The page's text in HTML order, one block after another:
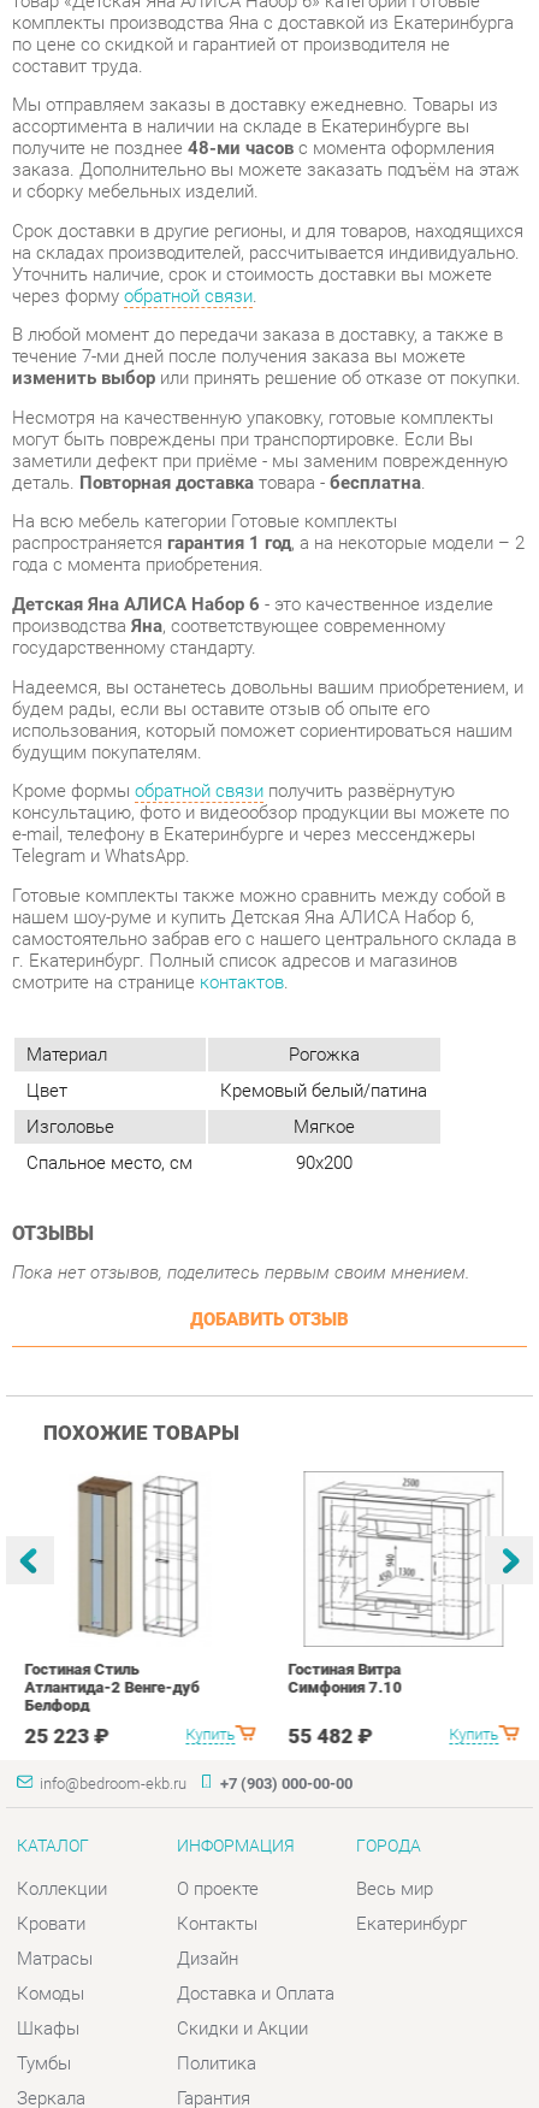
Мы отправляем заказы в доставку ежедневно. Товары из
ассортимента в наличии на складе в Екатеринбурге вы
получите не позднее48-ми часовс момента оформления
заказа. Дополнительно вы можете заказать подъём на этаж
и сборку мебельных изделий.
Срок доставки в другие регионы, и для товаров, находящихся
на складах производителей, рассчитывается индивидуально.
Уточнить наличие, срок и стоимость доставки вы можете
через формуобратной связи.
В любой момент до передачи заказа в доставку, а также в
течение 7-ми дней после получения заказа вы можете
изменить выборили принять решение об отказе от покупки.
Несмотря на качественную упаковку, готовые комплекты
могут быть повреждены при транспортировке. Если Вы
заметили дефект при приёме - мы заменим поврежденную
деталь.Повторная доставкатовара -бесплатна.
На всю мебель категории Готовые комплекты
распространяетсягарантия 1 год, а на некоторые модели – 2
года с момента приобретения.
Детская Яна АЛИСА Набор 6- это качественное изделие
производства
, соответствующее современному
государственному стандарту.
Надеемся, вы останетесь довольны вашим приобретением, и
будем рады, если вы оставите отзыв об опыте его
использования, который поможет сориентироваться нашим
будущим покупателям.
консультацию, фото и видеообзор продукции вы можете по
e-mail, телефону в Екатеринбурге и через мессенджеры
Telegram и WhatsApp.
нашем шоу-руме и купить Детская Яна АЛИСА Набор 6,
самостоятельно забрав его с нашего центрального склада в
г. Екатеринбург. Полный список адресов и магазинов
смотрите на странице
Материал Рогожка
Цвет
Кремовый белый/патина
Изголовье
Мягкое
ОТЗЫВЫ
Пока нет отзывов, поделитесь первым своим мнением.
ПОХОЖИЕ ТОВАРЫ
Атлантида-2 Венге-дуб
Белфорд
25 223 ₽ Купить
Гостиная Витра
Симфония 7.10
55 482 ₽
info@bedroom-ekb.ru +7 (903) 000-00-00
КАТАЛОГ
Коллекции
Матрасы
Шкафы
Тумбы
Зеркала
Столы
Мягкая мебель
Комплектующие
ИНФОРМАЦИЯ
О проекте
Дизайн
Скидки и Акции
Политика
Гарантия
Помощь
ГОРОДА
Весь мир